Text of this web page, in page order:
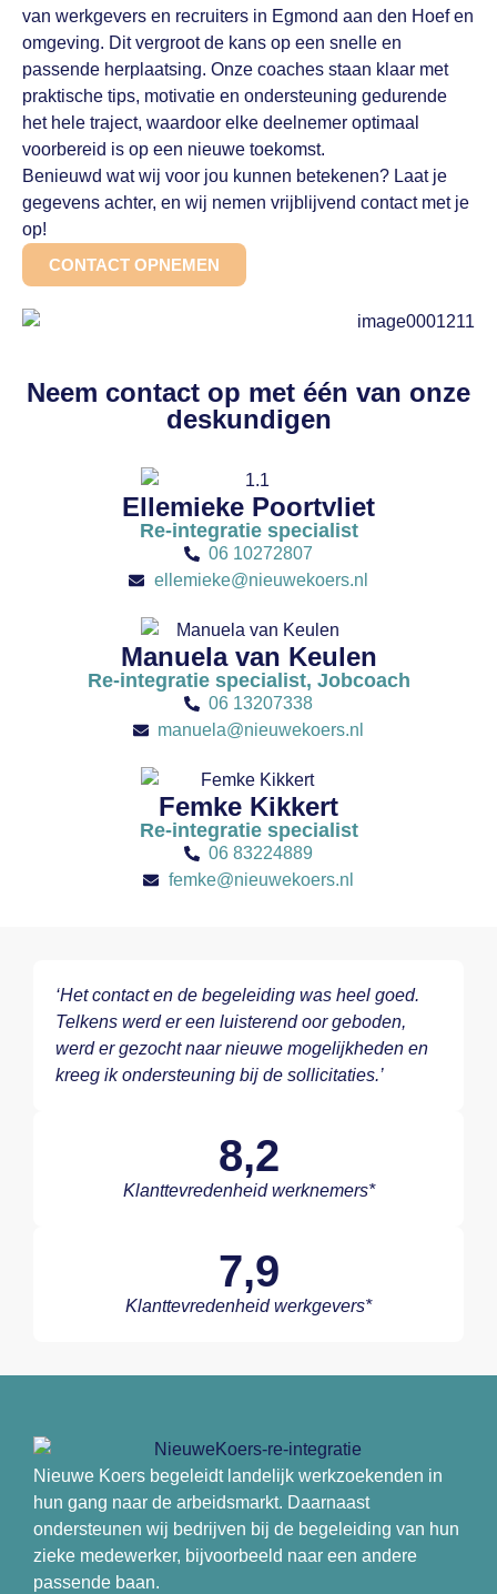
van werkgevers en recruiters in Egmond aan den Hoef en
omgeving. Dit vergroot de kans op een snelle en
passende herplaatsing. Onze coaches staan klaar met
praktische tips, motivatie en ondersteuning gedurende
het hele traject, waardoor elke deelnemer optimaal
voorbereid is op een nieuwe toekomst.
Benieuwd wat wij voor jou kunnen betekenen? Laat je
gegevens achter, en wij nemen vrijblijvend contact met je
op!
CONTACT OPNEMEN
Neem contact op met één van onze
deskundigen
Ellemieke Poortvliet
Re-integratie specialist
06 10272807
ellemieke@nieuwekoers.nl
Manuela van Keulen
Re-integratie specialist, Jobcoach
06 13207338
manuela@nieuwekoers.nl
Femke Kikkert
Re-integratie specialist
06 83224889
femke@nieuwekoers.nl
‘Het contact en de begeleiding was heel goed.
Telkens werd er een luisterend oor geboden,
werd er gezocht naar nieuwe mogelijkheden en
kreeg ik ondersteuning bij de sollicitaties.’
8,2
Klanttevredenheid werknemers*
7,9
Klanttevredenheid werkgevers*
Nieuwe Koers begeleidt landelijk werkzoekenden in
hun gang naar de arbeidsmarkt. Daarnaast
ondersteunen wij bedrijven bij de begeleiding van hun
zieke medewerker, bijvoorbeeld naar een andere
passende baan.